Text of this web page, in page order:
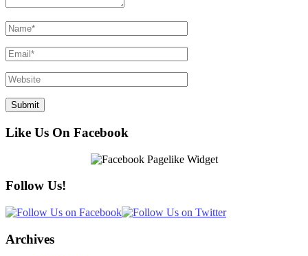
Like Us On Facebook
Follow Us!
Archives